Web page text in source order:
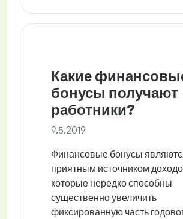
Какие
бонусы получают
работники?
9.5.2019
Финансовые бонусы
приятным источником
которые нередко способны
существенно увеличить
фиксированную часть